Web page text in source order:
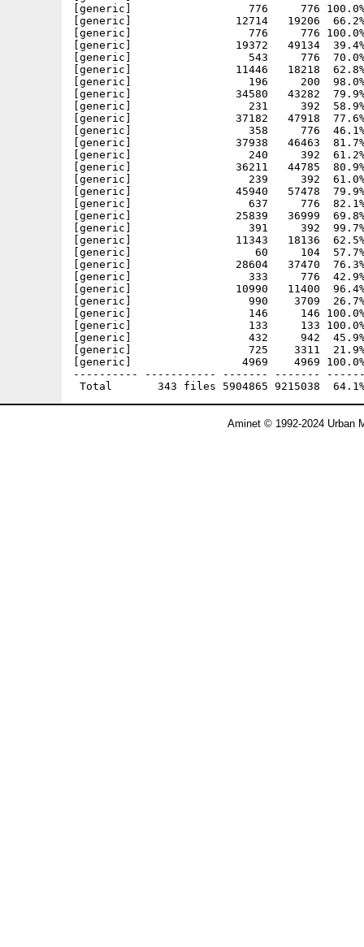
Aminet © 1992-2024 Urban